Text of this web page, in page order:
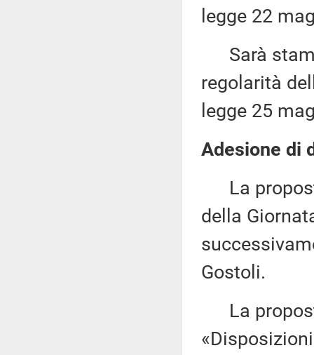
legge 22
Sarà
regolarità
legge 25
Adesione di
La
della
Gostoli.
La